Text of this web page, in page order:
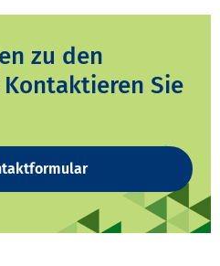
zu den
Sie